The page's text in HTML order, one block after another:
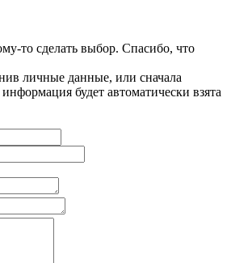
то сделать выбор. Спасибо, что
личные данные, или сначала
будет автоматически взята